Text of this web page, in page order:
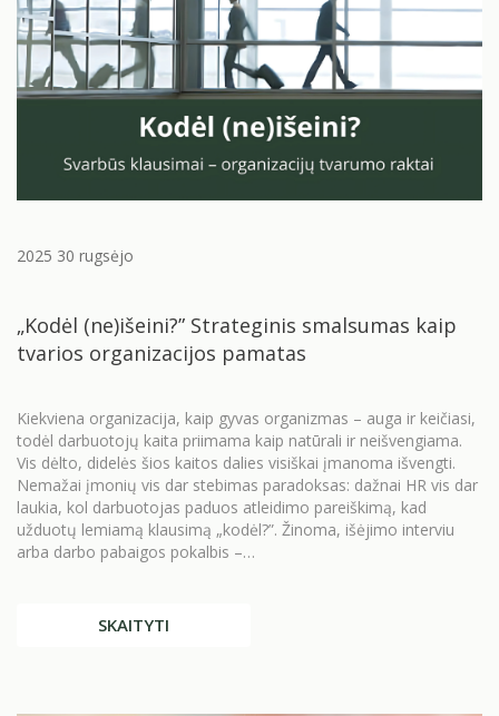
2025 30 rugsėjo
„Kodėl (ne)išeini?” Strateginis smalsumas kaip
tvarios organizacijos pamatas
Kiekviena organizacija, kaip gyvas organizmas – auga ir keičiasi,
todėl darbuotojų kaita priimama kaip natūrali ir neišvengiama.
Vis dėlto, didelės šios kaitos dalies visiškai įmanoma išvengti.
Nemažai įmonių vis dar stebimas paradoksas: dažnai HR vis dar
laukia, kol darbuotojas paduos atleidimo pareiškimą, kad
užduotų lemiamą klausimą „kodėl?”. Žinoma, išėjimo interviu
arba darbo pabaigos pokalbis –…
SKAITYTI